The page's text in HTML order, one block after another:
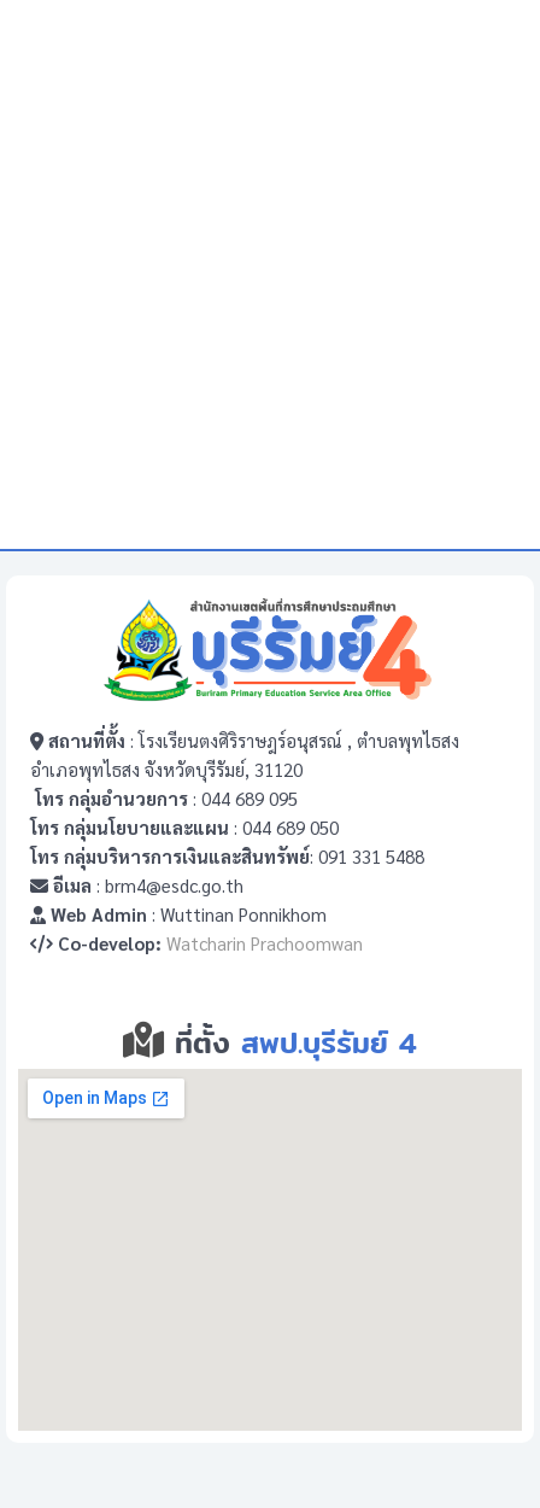
สถานที่ตั้ง : โรงเรียนตงศิริราษฎร์อนุสรณ์ , ตำบลพุทไธสง
อำเภอพุทไธสง จังหวัดบุรีรัมย์, 31120
โทร กลุ่มอำนวยการ : 044 689 095
โทร กลุ่มนโยบายและแผน : 044 689 050
โทร กลุ่มบริหารการเงินและสินทรัพย์: 091 331 5488
อีเมล : brm4@esdc.go.th
Web Admin : Wuttinan Ponnikhom
Co-develop: Watcharin Prachoomwan
ที่ตั้ง สพป.บุรีรัมย์ 4